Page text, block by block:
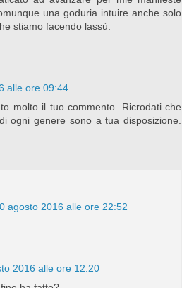
una goduria intuire anche solo
stiamo facendo lassù.
alle ore 09:44
molto il tuo commento. Ricrodati che
ogni genere sono a tua disposizione.
agosto 2016 alle ore 22:52
2016 alle ore 12:20